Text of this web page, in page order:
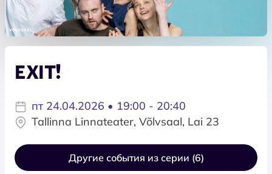
EXIT!
пт 24.04.2026 • 19:00 - 20:40
Tallinna Linnateater, Võlvsaal, Lai 23
Другие события из серии (6)